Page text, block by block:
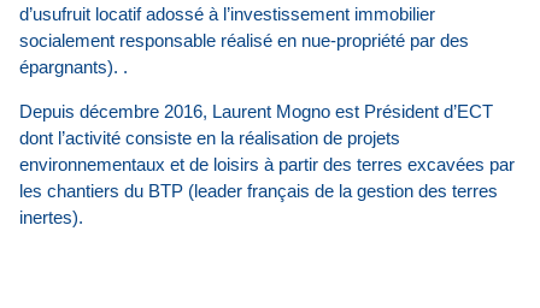
d’usufruit locatif adossé à l’investissement immobilier
socialement responsable réalisé en nue-propriété par des
épargnants). .
Depuis décembre 2016, Laurent Mogno est Président d’ECT
dont l’activité consiste en la réalisation de projets
environnementaux et de loisirs à partir des terres excavées par
les chantiers du BTP (leader français de la gestion des terres
inertes).